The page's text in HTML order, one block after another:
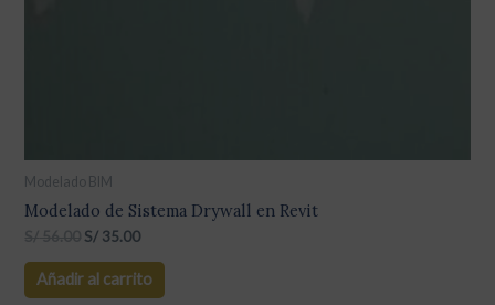
Modelado BIM
Modelado de Sistema Drywall en Revit
S/ 35.00
Añadir al carrito